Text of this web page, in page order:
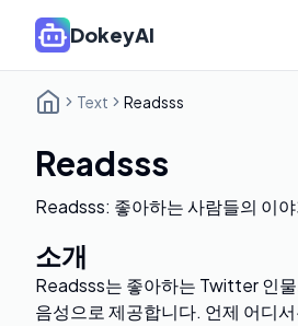
DokeyAI
Text Readsss
Readsss
Readsss: 좋아하는 사람들의 이
소개
Readsss는 좋아하는 Twitter 인
음성으로 제공합니다. 언제 어디